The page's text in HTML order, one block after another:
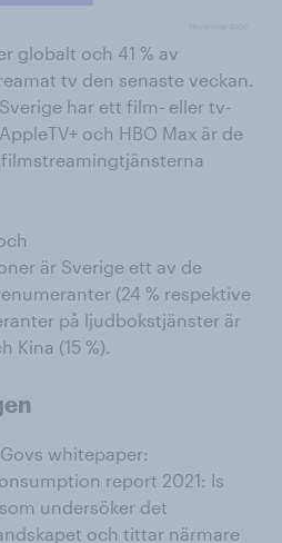
globalt och 41 % av
tv den senaste veckan.
har ett film- eller tv-
och HBO Max är de
är Sverige ett av de
(24 % respektive
på ljudbokstjänster är
Kina (15 %).
whitepaper:
report 2021: Is
undersöker det
och tittar närmare